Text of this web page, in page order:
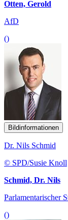
Otten, Gerold
AfD
()
Bildinformationen
Dr. Nils Schmid
© SPD/Susie Knoll
Schmid, Dr. Nils
Parlamentarischer
()